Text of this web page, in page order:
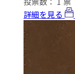
詳細を見る